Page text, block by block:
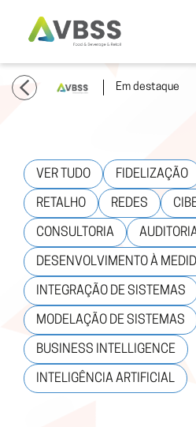
Em destaque
VER TUDO FIDELIZAÇÃO
RETALHO REDES
CONSULTORIA
DESENVOLVIMENTO À
INTEGRAÇÃO DE SISTEMAS
MODELAÇÃO DE SISTEMAS
BUSINESS INTELLIGENCE
INTELIGÊNCIA ARTIFICIAL